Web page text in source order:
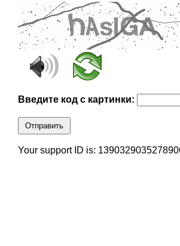
Введите код с картинки:
Отправить
Your support ID is: